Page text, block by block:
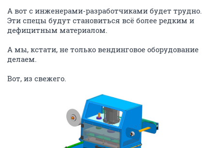
А вот с инженерами-разработчиками будет трудно.
Эти спецы будут становиться всё более редким и
дефицитным материалом.
А мы, кстати, не только вендинговое оборудование
делаем.
Вот, из свежего.